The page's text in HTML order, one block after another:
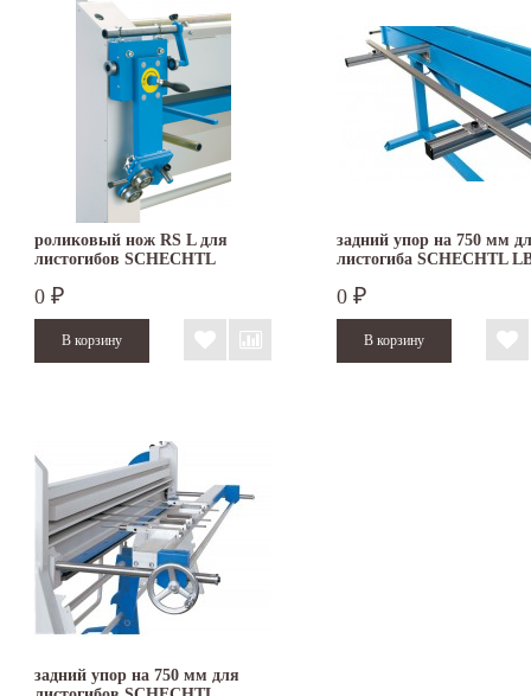
роликовый нож RS L для
листогибов SCHECHTL
0 ₽
задний упор на 750 мм
листогиба SCHECHTL
0 ₽
задний упор на 750 мм для